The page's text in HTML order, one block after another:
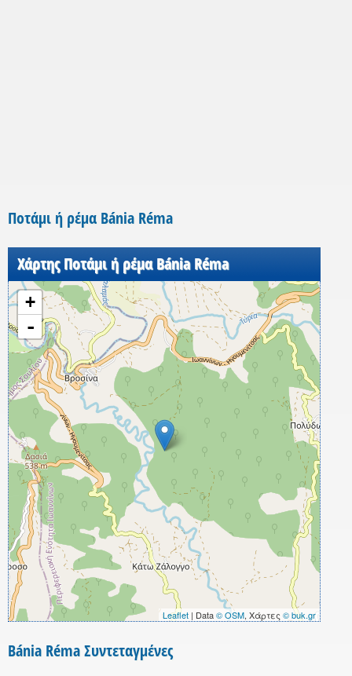
Ποτάμι ή ρέμα Bánia Réma
Χάρτης Ποτάμι ή ρέμα Bánia Réma
+
-
Leaflet | Data© OSM, Χάρτες © buk.gr
Bánia Réma Συντεταγμένες